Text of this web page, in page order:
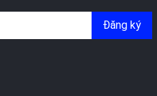
Đăng ký